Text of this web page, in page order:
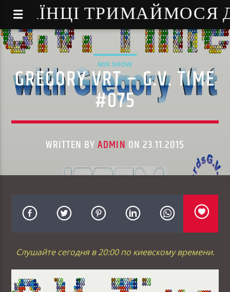
- УКРАЇНЦІ
MIX SHOW
GREGORY VRT – G.V. TIME
#075
WRITTEN BYADMIN ON 23.11.2015
Слушайте сегодня в 20:00 по киевскому времени.